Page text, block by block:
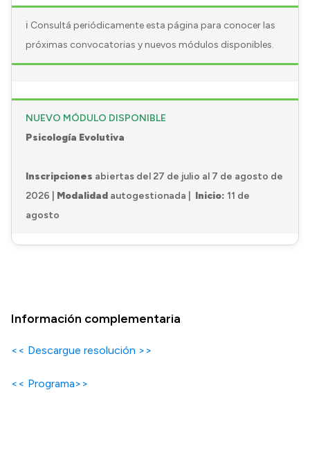
ℹ️ Consultá periódicamente esta página para conocer las
próximas convocatorias y nuevos módulos disponibles.
NUEVO MÓDULO DISPONIBLE
Psicología Evolutiva
Inscripciones abiertas del 27 de julio al 7 de agosto de
2026 | Modalidad autogestionada | Inicio: 11 de
agosto
Información complementaria
<< Descargue resolución >>
<< Programa>>